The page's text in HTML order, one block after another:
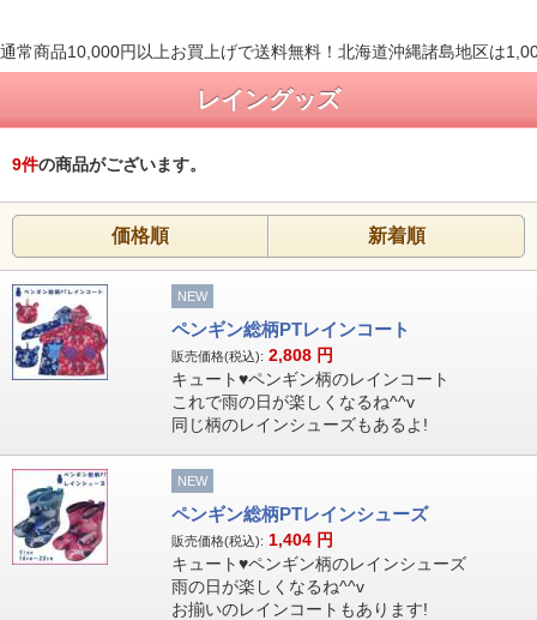
通常商品10,000円以上お買上げで送料無料！北海道沖縄諸島地区は
レイングッズ
9件の商品がございます。
価格順 新着順
NEW
ペンギン総柄PTレインコート
販売価格(税込): 2,808 円
キュート♥ペンギン柄のレインコート
これで雨の日が楽しくなるね^^v
同じ柄のレインシューズもあるよ!
NEW
ペンギン総柄PTレインシューズ
販売価格(税込): 1,404 円
キュート♥ペンギン柄のレインシューズ
雨の日が楽しくなるね^^v
お揃いのレインコートもあります!